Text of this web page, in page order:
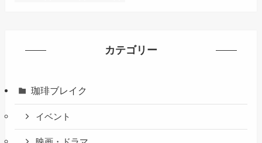
カテゴリー
珈琲ブレイク
イベント